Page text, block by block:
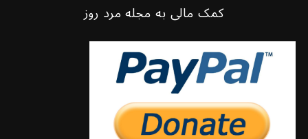
کمک مالی به مجله مرد روز